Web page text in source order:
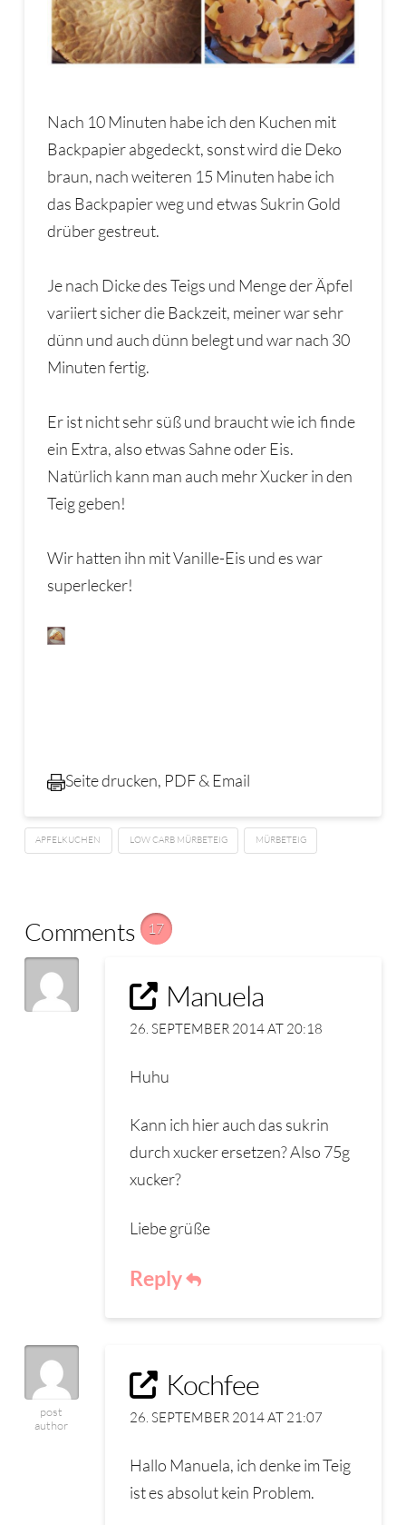
Nach 10 Minuten habe ich den Kuchen mit
Backpapier abgedeckt, sonst wird die Deko
braun, nach weiteren 15 Minuten habe ich
das Backpapier weg und etwas Sukrin Gold
drüber gestreut.
Je nach Dicke des Teigs und Menge der Äpfel
variiert sicher die Backzeit, meiner war sehr
dünn und auch dünn belegt und war nach 30
Minuten fertig.
Er ist nicht sehr süß und braucht wie ich finde
ein Extra, also etwas Sahne oder Eis.
Natürlich kann man auch mehr Xucker in den
Teig geben!
Wir hatten ihn mit Vanille-Eis und es war
superlecker!
Seite drucken, PDF & Email
APFELKUCHEN LOW CARB MÜRBETEIG MÜRBETEIG
Comments 17
Manuela
26. SEPTEMBER 2014 AT 20:18
Huhu
Kann ich hier auch das sukrin
durch xucker ersetzen? Also 75g
xucker?
Liebe grüße
Reply
post
author
Kochfee
26. SEPTEMBER 2014 AT 21:07
Hallo Manuela, ich denke im Teig
ist es absolut kein Problem.